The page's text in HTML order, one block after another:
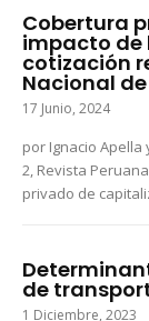
Cobertura
impacto de
cotización
Nacional
17 Junio, 2024
por Ignacio Apella
2, Revista Peruana de Pensiones
privado de
de
1 Diciembre, 2023